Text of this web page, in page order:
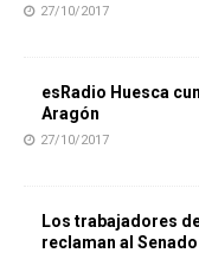
27/10/2017
esRadio Huesca
Aragón
27/10/2017
Los trabajadores
reclaman al